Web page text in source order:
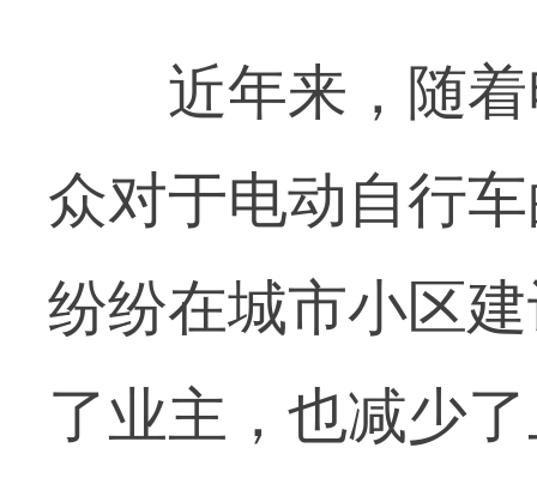
近年来，随着
众对于电动自行
纷纷在城市小区
了业主，也减少